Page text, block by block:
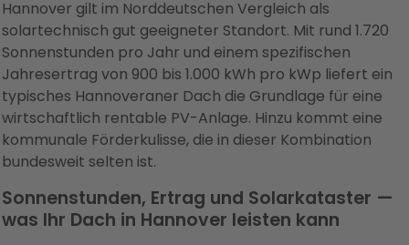
Hannover gilt im Norddeutschen Vergleich als
solartechnisch gut geeigneter Standort. Mit rund 1.720
Sonnenstunden pro Jahr und einem spezifischen
Jahresertrag von 900 bis 1.000 kWh pro kWp liefert ein
typisches Hannoveraner Dach die Grundlage für eine
wirtschaftlich rentable PV-Anlage. Hinzu kommt eine
kommunale Förderkulisse, die in dieser Kombination
bundesweit selten ist.
Sonnenstunden, Ertrag und Solarkataster —
was Ihr Dach in Hannover leisten kann